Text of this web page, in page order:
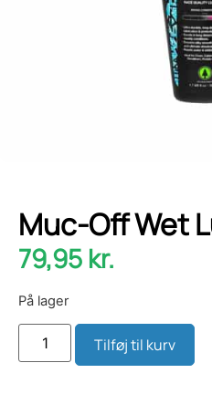
Muc-Off Wet
79,95 kr.
På lager
Tilføj til kurv